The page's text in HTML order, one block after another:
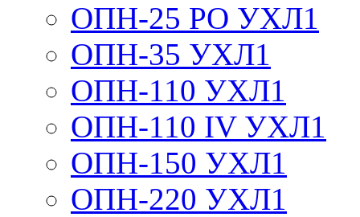
ОПН-25 РО УХЛ1
ОПН-35 УХЛ1
ОПН-110 УХЛ1
ОПН-110 IV УХЛ1
ОПН-150 УХЛ1
ОПН-220 УХЛ1